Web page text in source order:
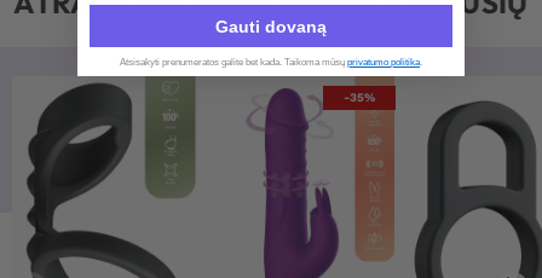
-35%
Gauti dovaną
Atsisakyti prenumeratos galite bet kada. Taikoma mūsų privatumo politika.​